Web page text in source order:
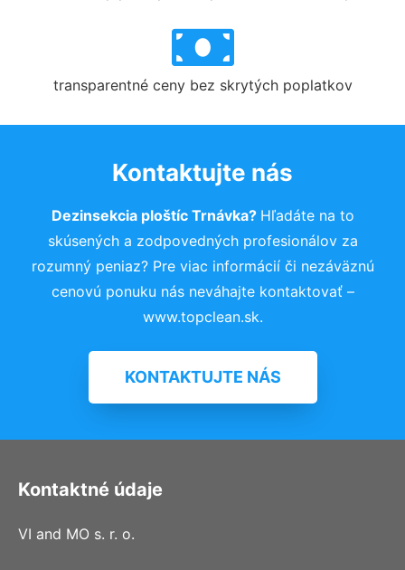
transparentné ceny bez skrytých poplatkov
Kontaktujte nás
Dezinsekcia ploštíc Trnávka? Hľadáte na to
skúsených a zodpovedných profesionálov za
rozumný peniaz? Pre viac informácií či nezáväznú
cenovú ponuku nás neváhajte kontaktovať –
www.topclean.sk.
KONTAKTUJTE NÁS
Kontaktné údaje
VI and MO s. r. o.